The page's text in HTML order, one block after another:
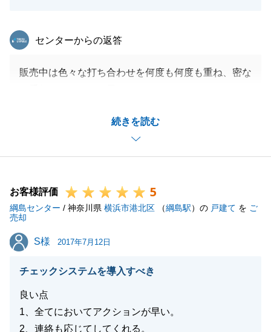
続きを読む
東急リバブル
センターからの返答
販売中は色々な打ち合わせを何度も何度も重ね、密な
ましたが必ずすぐに調べその日中には必ずお伝えせて
頂きました。明日でも良いと言われたこともすぐにお
伝えさせて頂きました。仲介として営業としてそこは
この度はご依頼頂きまた販売中は色々とご協力頂き誠
にありがとうございました。
お客様評価 5
綱島センター / 神奈川県 横浜市港北区 （綱島駅）の 戸建て を ご
売却
S様
S様 2017年7月12日
チェックシステムを導入すべき
良い点
1、全てにおいてアクションが早い。
2、連絡も応じてしてくれる。